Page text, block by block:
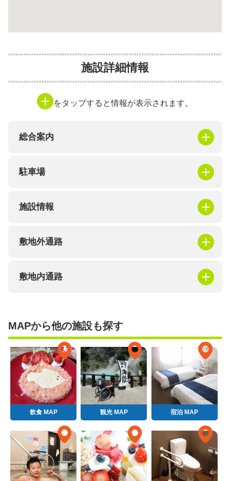
施設詳細情報
をタップすると情報が表示されます。
総合案内
駐車場
施設情報
敷地外通路
敷地内通路
MAPから他の施設も探す
飲食 MAP 観光 MAP 宿泊 MAP